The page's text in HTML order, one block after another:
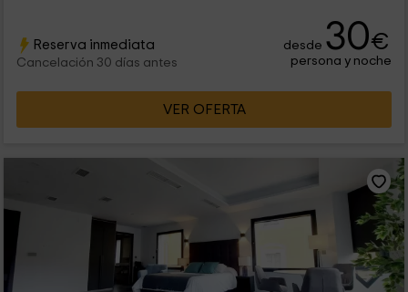
Reserva inmediata
Cancelación 30 días antes
desde 30€
persona y noche
VER OFERTA